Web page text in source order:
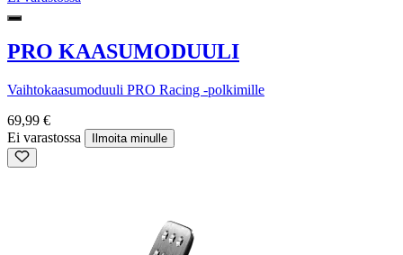
PRO KAASUMODUULI
Vaihtokaasumoduuli PRO Racing -polkimille
69,99 €
Ei varastossa
Ilmoita minulle